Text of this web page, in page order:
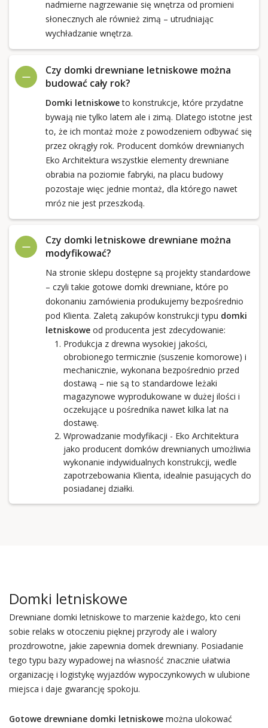
nadmierne nagrzewanie się wnętrza od promieni
słonecznych ale również zimą – utrudniając
wychładzanie wnętrza.
Czy domki drewniane letniskowe można
budować cały rok?
Domki letniskoweto konstrukcje, które przydatne
bywają nie tylko latem ale i zimą. Dlatego istotne jest
to, że ich montaż może z powodzeniem odbywać się
przez okrągły rok. Producent domków drewnianych
Eko Architektura wszystkie elementy drewniane
obrabia na poziomie fabryki, na placu budowy
pozostaje więc jednie montaż, dla którego nawet
mróz nie jest przeszkodą.
Czy domki letniskowe drewniane można
modyfikować?
Na stronie sklepu dostępne są projekty standardowe
– czyli takie gotowe domki drewniane, które po
dokonaniu zamówienia produkujemy bezpośrednio
pod Klienta. Zaletą zakupów konstrukcji typu domki
letniskoweod producenta jest zdecydowanie:
Produkcja z drewna wysokiej jakości,
obrobionego termicznie (suszenie komorowe) i
mechanicznie, wykonana bezpośrednio przed
dostawą – nie są to standardowe leżaki
magazynowe wyprodukowane w dużej ilości i
oczekujące u pośrednika nawet kilka lat na
dostawę.
Wprowadzanie modyfikacji - Eko Architektura
jako producent domków drewnianych umożliwia
wykonanie indywidualnych konstrukcji, wedle
zapotrzebowania Klienta, idealnie pasujących do
posiadanej działki.
Domki letniskowe
Drewniane domki letniskowe to marzenie każdego, kto ceni
sobie relaks w otoczeniu pięknej przyrody ale i walory
prozdrowotne, jakie zapewnia domek drewniany. Posiadanie
tego typu bazy wypadowej na własność znacznie ułatwia
organizację i logistykę wyjazdów wypoczynkowych w ulubione
miejsca i daje gwarancję spokoju.
Gotowe drewniane domki letniskowemożna ulokować